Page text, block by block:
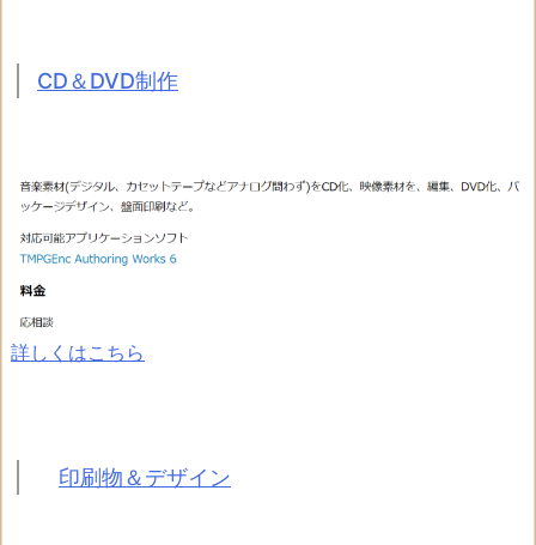
CD＆DVD制作
詳しくはこちら
印刷物＆デザイン